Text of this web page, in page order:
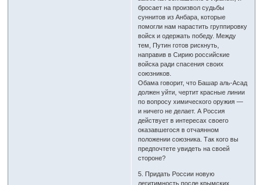
бросает на произвол судьбы
суннитов из Анбара, которые
помогли нам нарастить группировку
войск и одержать победу. Между
тем, Путин готов рискнуть,
направив в Сирию российские
войска ради спасения своих
союзников.
Обама говорит, что Башар аль-Асад
должен уйти, чертит красные линии
по вопросу химического оружия —
и ничего не делает. А Россия
действует в интересах своего
оказавшегося в отчаянном
положении союзника. Так кого вы
предпочтете увидеть на своей
стороне?
5. Придать России новую
легитимность после крымских